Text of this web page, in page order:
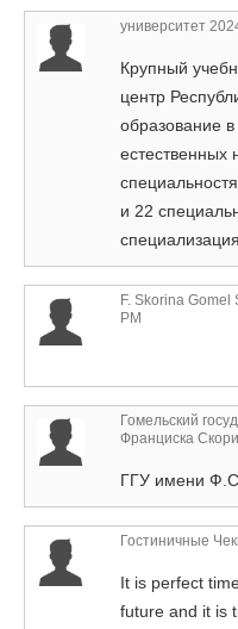
университет
Крупный
центр
образование
естественных
и 22
F. Skorina Gomel
PM
Гомельский
Франциска
ГГУ имени
Гостиничные
It is perfect
future and it is